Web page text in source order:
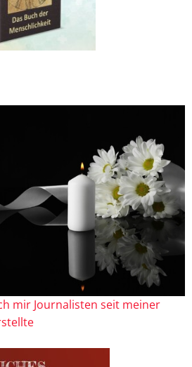
mir Journalisten seit meiner